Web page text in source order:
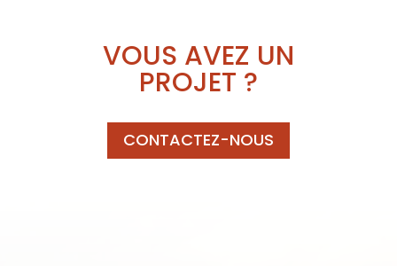
VOUS AVEZ UN
PROJET ?
CONTACTEZ-NOUS